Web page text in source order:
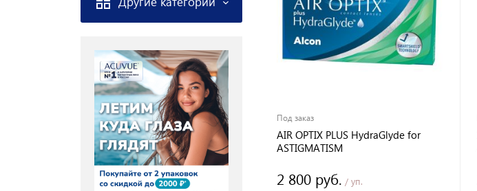
Под заказ
AIR OPTIX PLUS HydraGlyde for
ASTIGMATISM
2 800 руб. / уп.